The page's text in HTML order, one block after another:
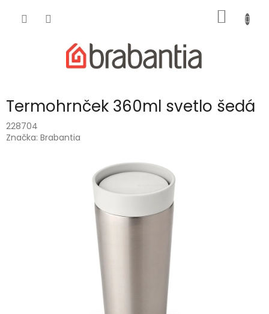
KOŠÍK
Termohrnček 360ml svetlo šedá
228704
Značka: Brabantia